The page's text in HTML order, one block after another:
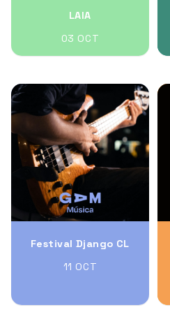
LAIA
03 OCT
Festival Django CL
11 OCT